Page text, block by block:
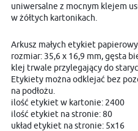
uniwersalne z mocnym klejem
w żółtych kartonikach.
Arkusz małych etykiet
rozmiar: 35,6 x 16,9 mm, gęsta
klej trwale przylegający do
Etykiety można odklejać bez
na podłożu.
ilość etykiet w kartonie: 2400
ilość etykiet na stronie: 80
układ etykiet na stronie: 5x16